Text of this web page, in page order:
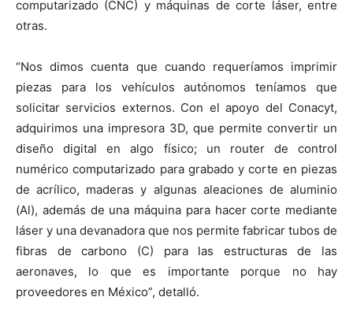
computarizado (CNC) y máquinas de corte láser, entre
otras.
“Nos dimos cuenta que cuando requeríamos imprimir
piezas para los vehículos autónomos teníamos que
solicitar servicios externos. Con el apoyo del Conacyt,
adquirimos una impresora 3D, que permite convertir un
diseño digital en algo físico; un router de control
numérico computarizado para grabado y corte en piezas
de acrílico, maderas y algunas aleaciones de aluminio
(Al), además de una máquina para hacer corte mediante
láser y una devanadora que nos permite fabricar tubos de
fibras de carbono (C) para las estructuras de las
aeronaves, lo que es importante porque no hay
proveedores en México”, detalló.